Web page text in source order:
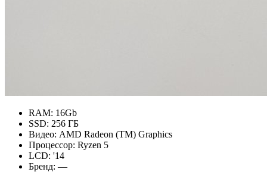
RAM: 16Gb
SSD: 256 ГБ
Видео: AMD Radeon (TM) Graphics
Процессор: Ryzen 5
LCD: '14
Бренд: —